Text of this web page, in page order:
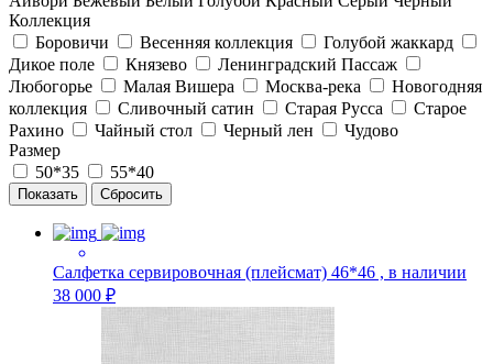
Коллекция
Боровичи
Весенняя коллекция
Голубой жаккард
Дикое поле
Князево
Ленинградский Пассаж
Любогорье
Малая Вишера Москва-река
Новогодняя
коллекция
Сливочный сатин Старая Русса
Старое
Рахино
Чайный стол Черный лен
Чудово
Размер
50*35
55*40
Салфетка сервировочная (плейсмат) 46*46 , в наличии
38 000 ₽